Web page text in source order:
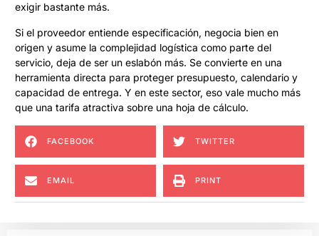
exigir bastante más.
Si el proveedor entiende especificación, negocia bien en
origen y asume la complejidad logística como parte del
servicio, deja de ser un eslabón más. Se convierte en una
herramienta directa para proteger presupuesto, calendario y
capacidad de entrega. Y en este sector, eso vale mucho más
que una tarifa atractiva sobre una hoja de cálculo.
FACEBOOK TWITTER
EMAIL PRINT